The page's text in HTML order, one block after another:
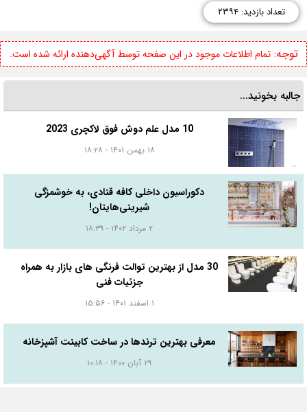
تعداد بازدید: ۲۳۹۴
توجه:تمام اطلاعات موجود در این صفحه توسط آگهی‌دهنده ارائه شده است.
جالبه بخونید...
10 مدل علم دوش فوق لاکچری 2023
۱۸ بهمن ۱۴۰۱ - ۱۸:۲۸
دکوراسیون داخلی کافه قنادی، به خوشمزگی
شیرینی‌هایتان!
30 مدل از بهترین توالت فرنگی های بازار به همراه
جزئیات فنی
معرفی بهترین ترندها در ساخت کابینت آشپزخانه
۲۹ آبان ۱۴۰۰ - ۱۰:۱۸